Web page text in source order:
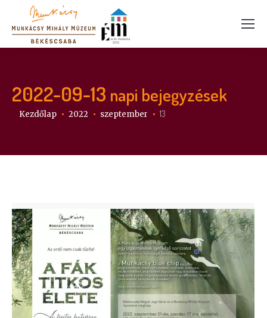
2022-09-13 napi bejegyzések
Itt vagy:
Kezdőlap 2022 szeptember 13